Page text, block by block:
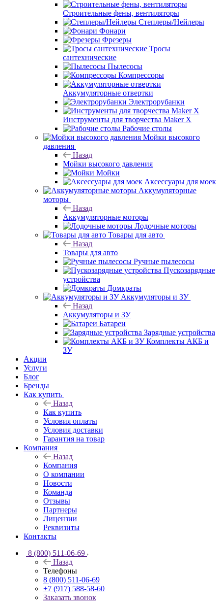
Строительные фены, вентиляторы
Степлеры/Нейлеры
Фонари
Фрезеры
Тросы
сантехнические
Пылесосы
Компрессоры
Аккумуляторные отвертки
Электрорубанки
Инструменты для творчества Maker X
Рабочие столы
Мойки высокого
давления
Назад
Мойки высокого давления
Мойки
Аксессуары для моек
Аккумуляторные
моторы
Назад
Аккумуляторные моторы
Лодочные моторы
Товары для авто
Назад
Товары для авто
Ручные пылесосы
Пускозарядные
устройства
Домкраты
Аккумуляторы и ЗУ
Назад
Аккумуляторы и ЗУ
Батареи
Зарядные устройства
Комплекты АКБ и
ЗУ
Акции
Услуги
Блог
Бренды
Как купить
Назад
Как купить
Условия оплаты
Условия доставки
Гарантия на товар
Компания
Назад
Компания
О компании
Новости
Команда
Отзывы
Партнеры
Лицензии
Реквизиты
Контакты
8 (800) 511-06-69
Назад
Телефоны
8 (800) 511-06-69
+7 (917) 588-58-60
Заказать звонок